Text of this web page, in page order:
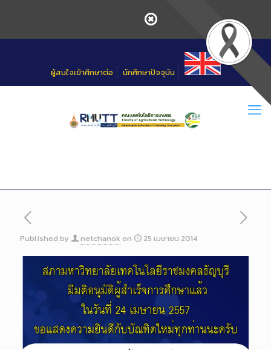
ผู้สนใจเข้าศึกษาต่อ นักศึกษาปัจจุบัน
Published by netchanok on 25 เมษายน 2014